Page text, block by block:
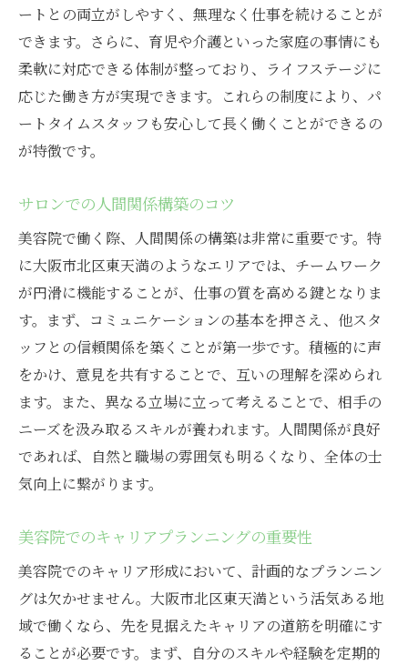
ートとの両立がしやすく、無理なく仕事を続けることが
できます。さらに、育児や介護といった家庭の事情にも
柔軟に対応できる体制が整っており、ライフステージに
応じた働き方が実現できます。これらの制度により、パ
ートタイムスタッフも安心して長く働くことができるの
が特徴です。
サロンでの人間関係構築のコツ
美容院で働く際、人間関係の構築は非常に重要です。特
に大阪市北区東天満のようなエリアでは、チームワーク
が円滑に機能することが、仕事の質を高める鍵となりま
す。まず、コミュニケーションの基本を押さえ、他スタ
ッフとの信頼関係を築くことが第一歩です。積極的に声
をかけ、意見を共有することで、互いの理解を深められ
ます。また、異なる立場に立って考えることで、相手の
ニーズを汲み取るスキルが養われます。人間関係が良好
であれば、自然と職場の雰囲気も明るくなり、全体の士
気向上に繋がります。
美容院でのキャリアプランニングの重要性
美容院でのキャリア形成において、計画的なプランニン
グは欠かせません。大阪市北区東天満という活気ある地
域で働くなら、先を見据えたキャリアの道筋を明確にす
ることが必要です。まず、自分のスキルや経験を定期的